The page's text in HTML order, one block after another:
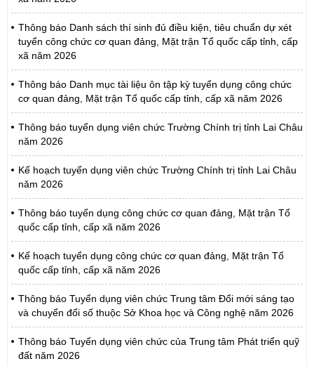
Thông báo Danh sách thí sinh đủ điều kiện, tiêu chuẩn dự xét
tuyển công chức cơ quan đảng, Mặt trận Tổ quốc cấp tỉnh, cấp
xã năm 2026
Thông báo Danh mục tài liệu ôn tập kỳ tuyển dụng công chức
cơ quan đảng, Mặt trận Tổ quốc cấp tỉnh, cấp xã năm 2026
Thông báo tuyển dụng viên chức Trường Chính trị tỉnh Lai Châu
năm 2026
Kế hoạch tuyển dụng viên chức Trường Chính trị tỉnh Lai Châu
năm 2026
Thông báo tuyển dụng công chức cơ quan đảng, Mặt trận Tổ
quốc cấp tỉnh, cấp xã năm 2026
Kế hoạch tuyển dụng công chức cơ quan đảng, Mặt trận Tổ
quốc cấp tỉnh, cấp xã năm 2026
Thông báo Tuyển dụng viên chức Trung tâm Đổi mới sáng tạo
và chuyển đổi số thuộc Sở Khoa học và Công nghệ năm 2026
Thông báo Tuyển dụng viên chức của Trung tâm Phát triển quỹ
đất năm 2026